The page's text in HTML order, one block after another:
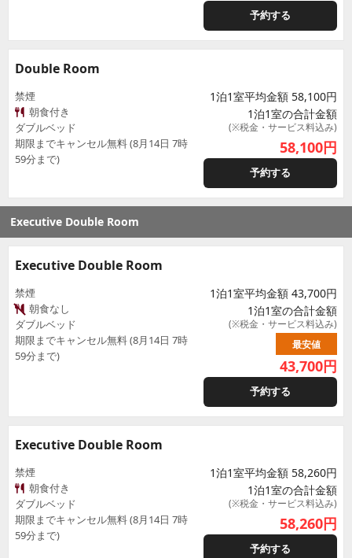
予約する
Double Room
禁煙
朝食付き
ダブルベッド
期限までキャンセル無料 (8月14日 7時
59分まで)
1泊1室平均金額 58,100円
1泊1室の合計金額
(※税金・サービス料込み)
58,100円
予約する
Executive Double Room
Executive Double Room
禁煙
朝食なし
ダブルベッド
期限までキャンセル無料 (8月14日 7時
59分まで)
1泊1室平均金額 43,700円
1泊1室の合計金額
(※税金・サービス料込み)
最安値
43,700円
予約する
Executive Double Room
禁煙
朝食付き
ダブルベッド
期限までキャンセル無料 (8月14日 7時
59分まで)
1泊1室平均金額 58,260円
1泊1室の合計金額
(※税金・サービス料込み)
58,260円
予約する